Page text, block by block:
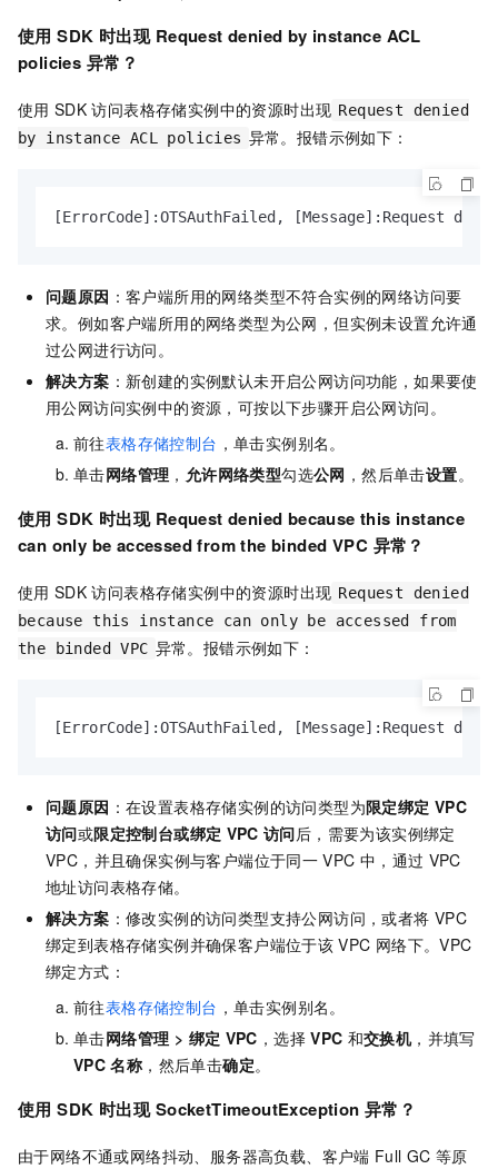
使用 SDK 时出现 Request denied by instance ACL
policies 异常？
使用 SDK 访问表格存储实例中的资源时出现 Request denied
by instance ACL policies 异常。报错示例如下：
[ErrorCode]:OTSAuthFailed, [Message]:Request denied
问题原因 ：客户端所用的网络类型不符合实例的网络访问要
求。例如客户端所用的网络类型为公网，但实例未设置允许通
过公网进行访问。
解决方案 ：新创建的实例默认未开启公网访问功能，如果要使
用公网访问实例中的资源，可按以下步骤开启公网访问。
前往表格存储控制台 ，单击实例别名。
单击网络管理 ， 允许网络类型勾选公网 ，然后单击设置。
使用 SDK 时出现 Request denied because this instance
can only be accessed from the binded VPC 异常？
使用 SDK 访问表格存储实例中的资源时出现 Request denied
because this instance can only be accessed from
the binded VPC 异常。报错示例如下：
[ErrorCode]:OTSAuthFailed, [Message]:Request
问题原因 ：在设置表格存储实例的访问类型为限定绑定 VPC
访问或限定控制台或绑定 VPC 访问后，需要为该实例绑定
VPC，并且确保实例与客户端位于同一 VPC 中，通过 VPC
地址访问表格存储。
解决方案 ：修改实例的访问类型支持公网访问，或者将 VPC
绑定到表格存储实例并确保客户端位于该 VPC 网络下。VPC
绑定方式：
前往表格存储控制台 ，单击实例别名。
单击网络管理 > 绑定 VPC ，选择 VPC 和交换机，并填写
VPC 名称 ，然后单击确定。
使用 SDK 时出现 SocketTimeoutException 异常？
由于网络不通或网络抖动、服务器高负载、客户端 Full GC 等原